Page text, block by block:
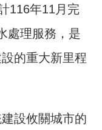
116年11月完
處理服務，是
的重大新里程
設攸關城市的